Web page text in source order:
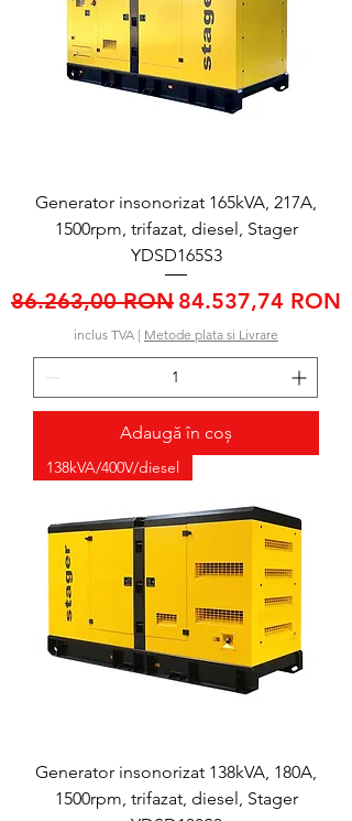
Generator insonorizat 165kVA, 217A,
1500rpm, trifazat, diesel, Stager
YDSD165S3
Preț normal
86.263,00 RON Preț redus
84.537,74 RON
inclus TVA | Metode plata si Livrare
Adaugă în coș
138kVA/400V/diesel
Generator insonorizat 138kVA, 180A,
1500rpm, trifazat, diesel, Stager